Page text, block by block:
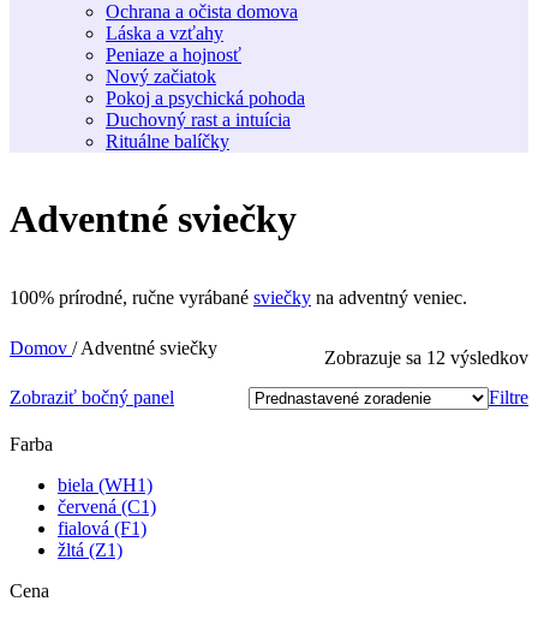
Ochrana a očista domova
Láska a vzťahy
Peniaze a hojnosť
Nový začiatok
Pokoj a psychická pohoda
Duchovný rast a intuícia
Rituálne balíčky
Adventné sviečky
100% prírodné, ručne vyrábané sviečky na adventný veniec.
Domov / Adventné sviečky
Zobrazuje sa 12 výsledkov
Zobraziť bočný panel
Filtre
Farba
biela (WH1)
červená (C1)
fialová (F1)
žltá (Z1)
Cena